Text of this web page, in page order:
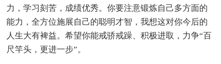
力，学习刻苦，成绩优秀。你要注意锻炼自己多方面的
能力，全方位施展自己的聪明才智，我想这对你今后的
人生大有裨益。希望你能戒骄戒躁、积极进取，力争“百
尺竿头，更进一步”。